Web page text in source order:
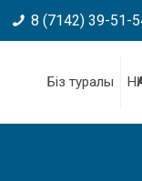
8 (7142) 39-51-
Біз туралы